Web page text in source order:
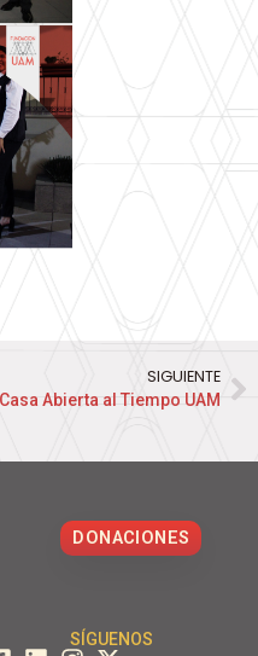
SIGUIENTE
Abierta al Tiempo UAM
DONACIONES
SÍGUENOS